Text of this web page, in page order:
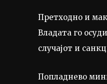
Претходно и
Владата го
случајот и
Попладнево